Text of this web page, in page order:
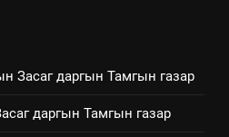
байгаа үйл ажиллагаа,
Засаг даргын Тамгын газар
даргын Тамгын газар